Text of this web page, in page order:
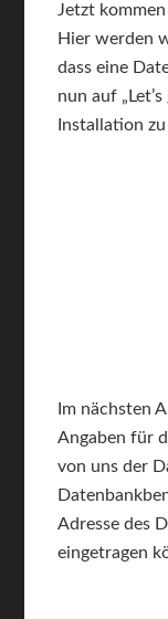
Jetzt
Hier werden
dass eine
nun auf
Installation
Im nächsten
Angaben für
von uns der
Adresse des
eingetragen